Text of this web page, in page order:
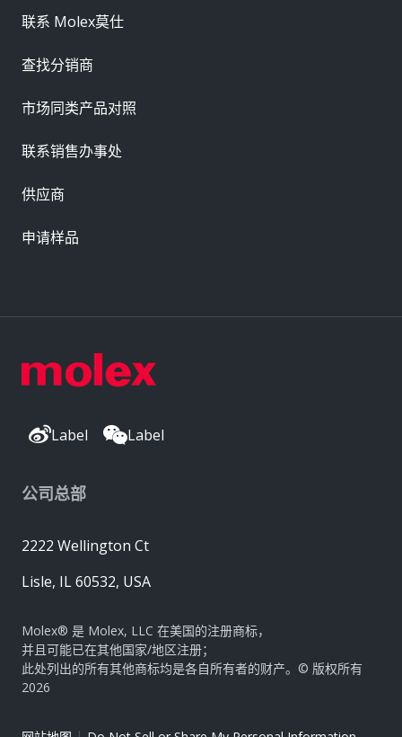
Label Label
公司总部
2222 Wellington Ct
Lisle, IL 60532, USA
Molex® 是 Molex, LLC 在美国的注册商标，
并且可能已在其他国家/地区注册；
此处列出的所有其他商标均是各自所有者的财产。© 版权所有
2026
联系 Molex莫仕
查找分销商
市场同类产品对照
联系销售办事处
供应商
申请样品